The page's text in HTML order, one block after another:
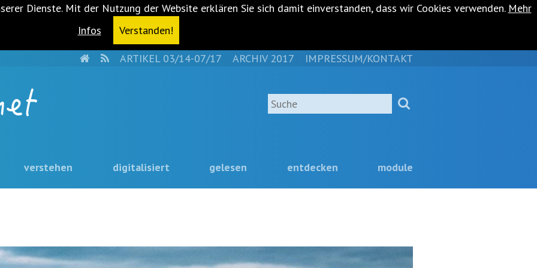
Dienste. Mit der Nutzung der Website erklären Sie sich damit einverstanden, dass wir Cookies verwenden. Mehr
Infos
Verstanden!
HOMERSSARTIKEL 03/14-07/17 ARCHIV 2017 IMPRESSUM/KONTAKT
Suche
verstehen digitalisiert gelesen entdecken module